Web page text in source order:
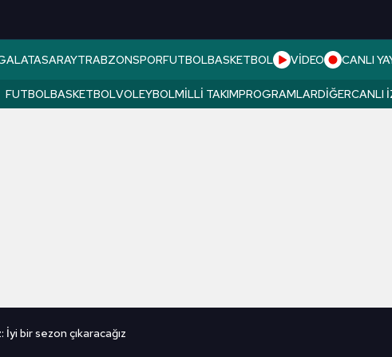
TRABZONSPORFUTBOLBASKETBOL VİDEO CANLI
FUTBOLBASKETBOLVOLEYBOLMILLI TAKIMPROGRAMLARDIĞERCANLI
bir sezon çıkaracağız